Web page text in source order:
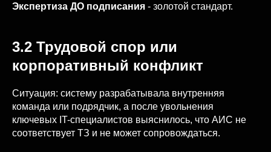
Экспертиза ДО подписания - золотой стандарт.
3.2 Трудовой спор или
корпоративный конфликт
Ситуация: систему разрабатывала внутренняя
команда или подрядчик, а после увольнения
ключевых IT-специалистов выяснилось, что АИС не
соответствует ТЗ и не может сопровождаться.